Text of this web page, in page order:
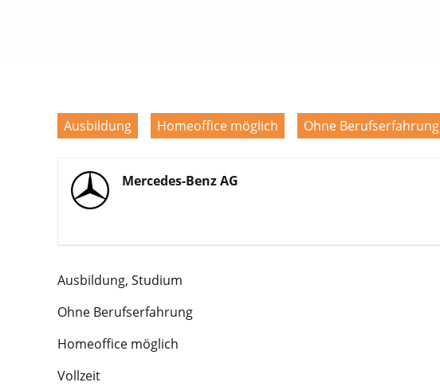
Ausbildung Homeoffice möglich Ohne Berufserfahrung
Mercedes-Benz AG
Ausbildung, Studium
Ohne Berufserfahrung
Homeoffice möglich
Vollzeit